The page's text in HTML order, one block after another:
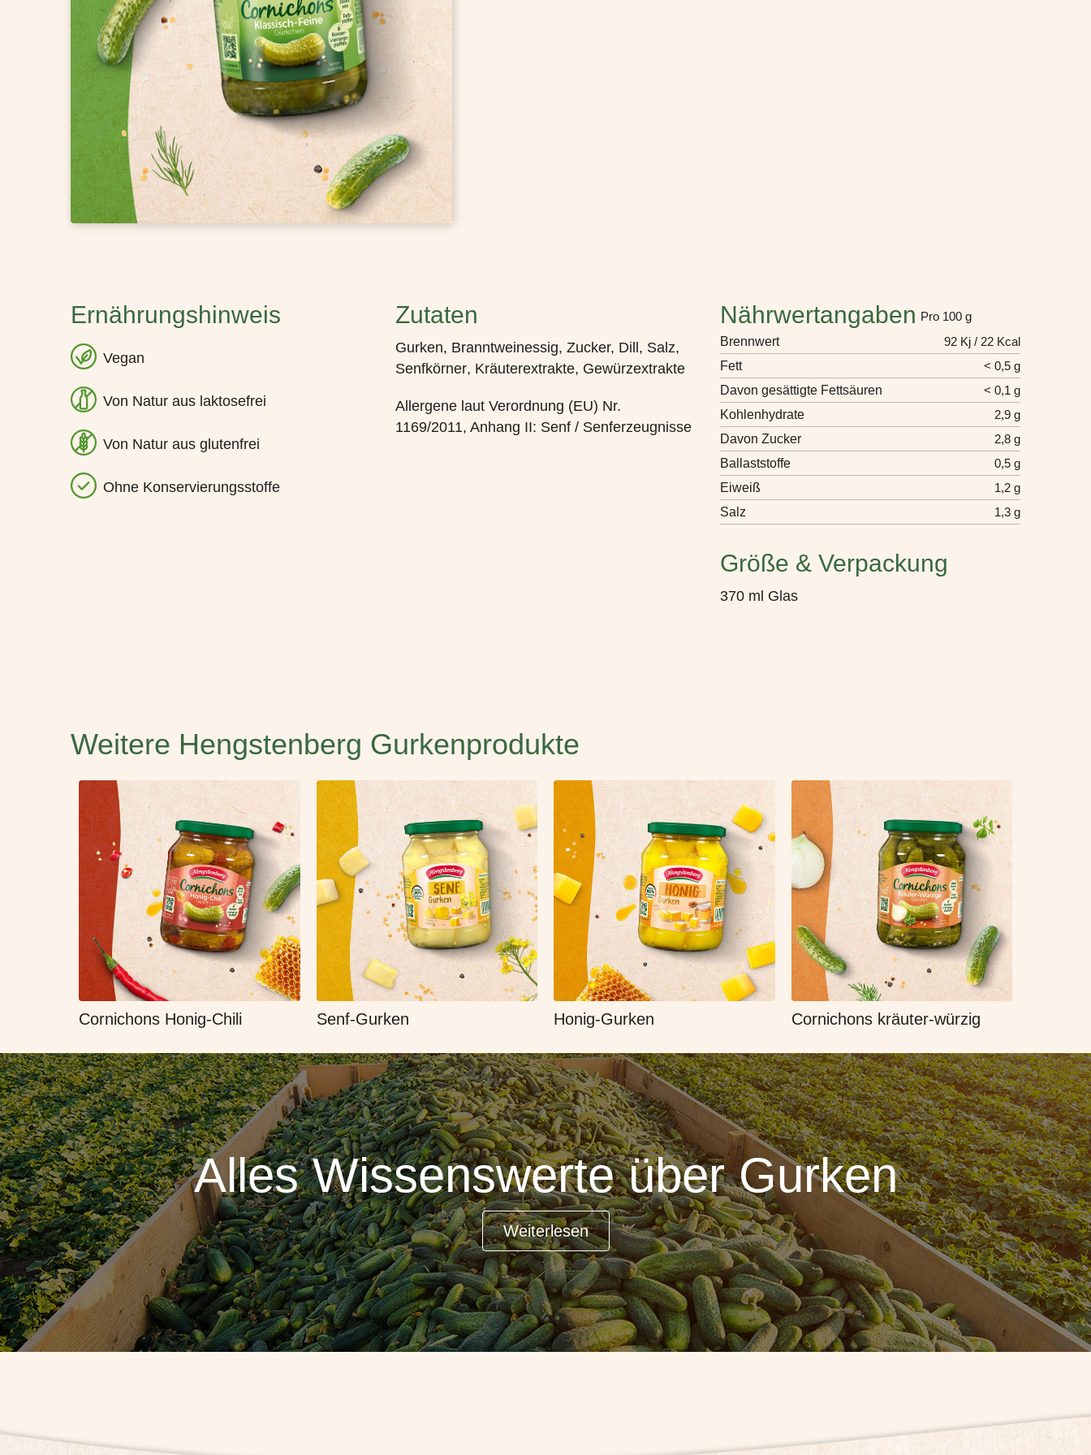
Ernährungshinweis
Vegan
Von Natur aus laktosefrei
Von Natur aus glutenfrei
Ohne Konservierungsstoffe
Zutaten
Gurken, Branntweinessig, Zucker, Dill, Salz,
Senfkörner, Kräuterextrakte, Gewürzextrakte
Allergene laut Verordnung (EU) Nr.
1169/2011, Anhang II: Senf / Senferzeugnisse
Nährwertangaben Pro 100 g
Brennwert
92 Kj / 22 Kcal
Fett
< 0,5 g
Davon gesättigte Fettsäuren
< 0,1 g
Kohlenhydrate
2,9 g
Davon Zucker
2,8 g
Ballaststoffe
0,5 g
Eiweiß
1,2 g
Salz
1,3 g
Größe & Verpackung
370 ml Glas
Weitere Hengstenberg Gurkenprodukte
Cornichons Honig-Chili Senf-Gurken Honig-Gurken Cornichons kräuter-würzig
Alles Wissenswerte über Gurken
Weiterlesen